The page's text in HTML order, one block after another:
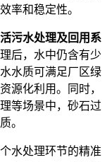
率和稳定性。
污水处理及回用系
后，水中仍含有少
水质可满足厂区绿
源化利用。同时，
等场景中，砂石过
。
水处理环节的精准